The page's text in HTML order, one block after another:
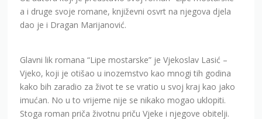
a i druge svoje romane, književni osvrt na njegova djela
dao je i Dragan Marijanović.
Glavni lik romana “Lipe mostarske” je Vjekoslav Lasić –
Vjeko, koji je otišao u inozemstvo kao mnogi tih godina
kako bih zaradio za život te se vratio u svoj kraj kao jako
imućan. No u to vrijeme nije se nikako mogao uklopiti.
Stoga roman priča životnu priču Vjeke i njegove obitelji.